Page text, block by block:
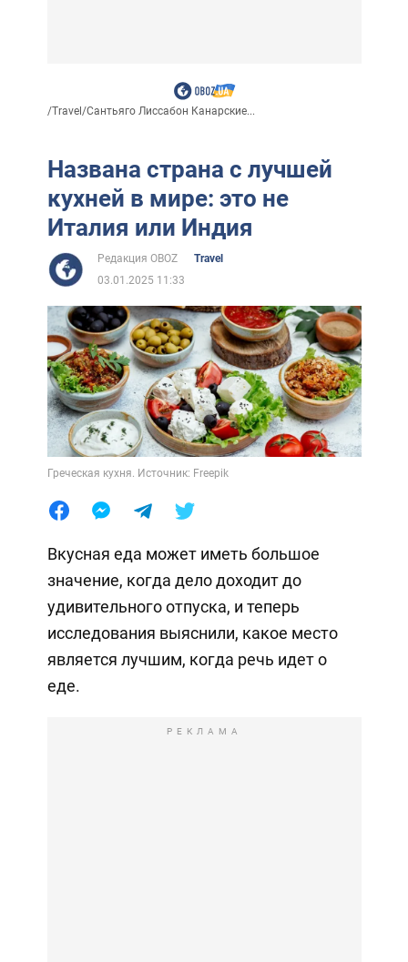
/Travel/Сантьяго Лиссабон Канарские...
Названа страна с лучшей
кухней в мире: это не
Италия или Индия
Редакция OBOZ
Travel
03.01.2025 11:33
Греческая кухня. Источник: Freepik
Вкусная еда может иметь большое
значение, когда дело доходит до
удивительного отпуска, и теперь
исследования выяснили, какое место
является лучшим, когда речь идет о
еде.
РЕКЛАМА